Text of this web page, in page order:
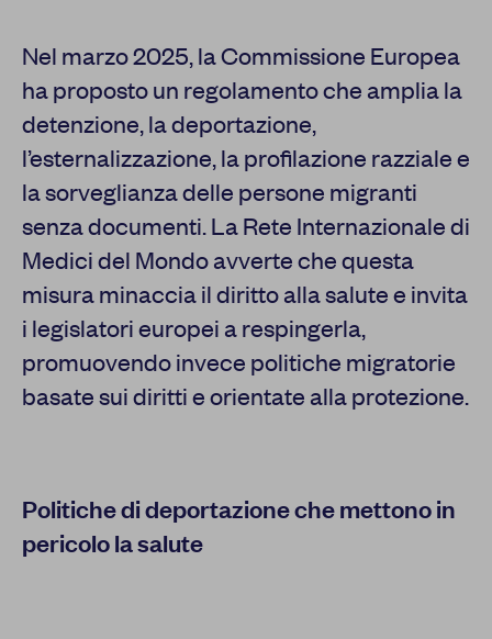
Nel marzo 2025, la Commissione Europea
ha proposto un regolamento che amplia la
detenzione, la deportazione,
l’esternalizzazione, la profilazione razziale e
la sorveglianza delle persone migranti
senza documenti. La Rete Internazionale di
Medici del Mondo avverte che questa
misura minaccia il diritto alla salute e invita
i legislatori europei a respingerla,
promuovendo invece politiche migratorie
basate sui diritti e orientate alla protezione.
Politiche di deportazione che mettono in
pericolo la salute